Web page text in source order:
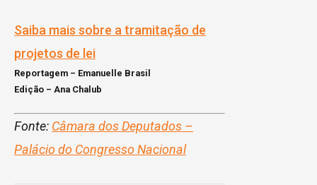
Saiba mais sobre a tramitação de
projetos de lei
Reportagem – Emanuelle Brasil
Edição – Ana Chalub
Fonte: Câmara dos Deputados –
Palácio do Congresso Nacional